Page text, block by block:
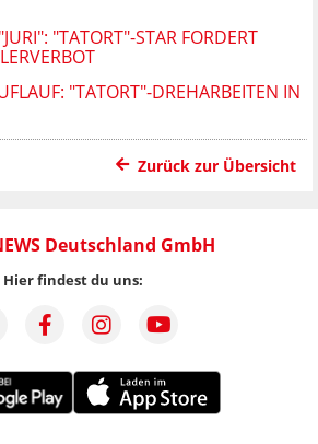
"TATORT"-STAR FORDERT
"TATORT"-DREHARBEITEN IN
Zurück zur Übersicht
Deutschland GmbH
Hier findest du uns: